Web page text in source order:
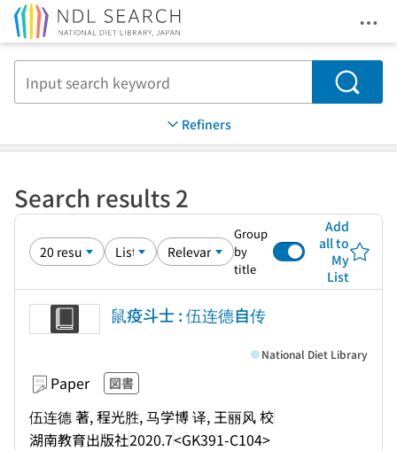
Search
Refiners
Search results 2
Group
by
title
Add
all to
My
List
鼠疫斗士 : 伍连德自传
Paper 図書
伍连德 著, 程光胜, 马学博 译, 王丽风 校
湖南教育出版社2020.7<GK391-C104>
National Diet Library